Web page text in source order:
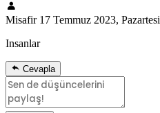
Misafir 17 Temmuz 2023, Pazartesi
Insanlar
Cevapla